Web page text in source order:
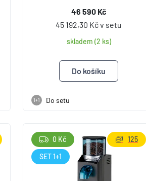
46 590 Kč
45 192,30 Kč v setu
skladem (2 ks)
1+1 Do setu
0 Kč
SET 1+1
125